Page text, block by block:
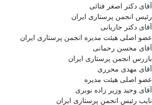
آقای دکتر اصغر فتائی
رئیس انجمن پرستاری ایران
آقای دکتر جاریانی
عضو اصلی هیئت مدیره انجمن پرستاری ایران
آقای محسن رحمانی
بازرس انجمن پرستاری ایران
آقای مهدی محرری
عضو اصلی هیئت مدیره
آقای وحید وزیر زاده نوبری
نایب رئیس انجمن پرستاری ایران